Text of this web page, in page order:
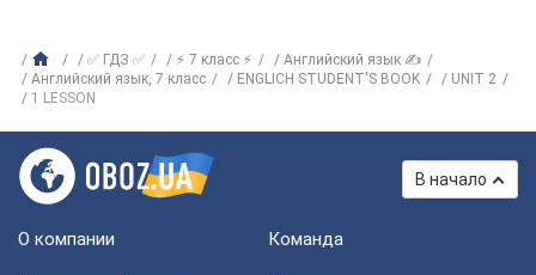
✅ ГДЗ ✅ ⚡ 7 класс ⚡
Английский язык ✍
Английский язык, 7 класс
ENGLICH STUDENT'S BOOK
UNIT 2
1 LESSON
В начало
О компании Команда